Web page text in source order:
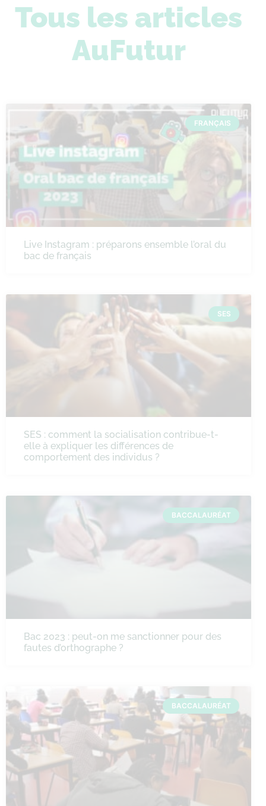
Tous les articles
AuFutur
FRANÇAIS
Live Instagram : préparons ensemble l’oral du
bac de français
SES
SES : comment la socialisation contribue-t-
elle à expliquer les différences de
comportement des individus ?
BACCALAURÉAT
Bac 2023 : peut-on me sanctionner pour des
fautes d’orthographe ?
BACCALAURÉAT